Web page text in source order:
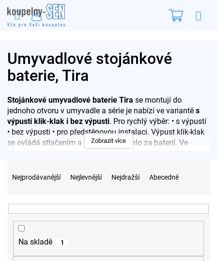
na
obsah
Umyvadlové stojánkové
baterie, Tira
Stojánkové umyvadlové baterie Tira se montují do
jednoho otvoru v umyvadle a série je nabízí ve variantě s
výpustí klik-klak i bez výpusti. Pro rychlý výběr: • s výpustí
• bez výpusti • pro předstěnovou instalaci. Výpust klik-klak
se ovládá stlačením a nevyžaduje táhlo za baterií. Ve
prohlédnete ve vzorkovně na Praze 10, poradíme na tel.
Zobrazit více
n
Nejprodávanější Nejlevnější Nejdražší Abecedně
Na skladě 1